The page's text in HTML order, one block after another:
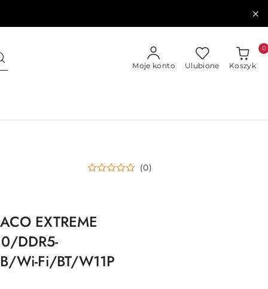
Moje konto Ulubione Koszyk
0
(0)
EXTREME
DDR5-
Wi-Fi/BT/W11P